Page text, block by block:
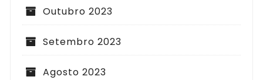
Outubro 2023
Setembro 2023
Agosto 2023